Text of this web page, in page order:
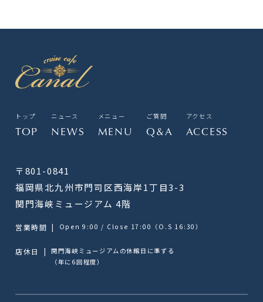
〒801-0841
福岡県北九州市門司区西海岸1丁目3-3
関門海峡ミュージアム 4階
営業時間 | Open 9:00 / Close 17:00（O.S 16:30）
店休日 |
関門海峡ミュージアムの休館日に準ずる
（年に6回程度）
トップ
TOP
ニュース
NEWS
メニュー
MENU
ご質問
Q&A
アクセス
ACCESS